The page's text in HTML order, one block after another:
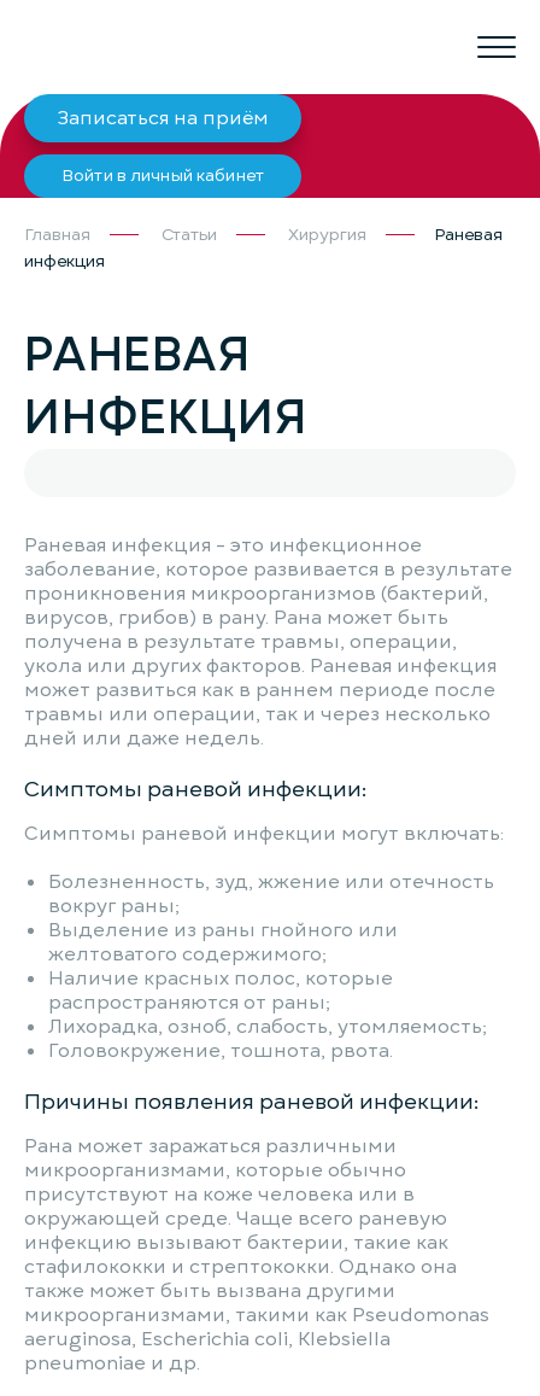
Записаться на приём
Войти в личный кабинет
Главная Статьи Хирургия
Раневая
инфекция
РАНЕВАЯ
ИНФЕКЦИЯ
Раневая инфекция - это инфекционное
заболевание, которое развивается в результате
проникновения микроорганизмов (бактерий,
вирусов, грибов) в рану. Рана может быть
получена в результате травмы, операции,
укола или других факторов. Раневая инфекция
может развиться как в раннем периоде после
травмы или операции, так и через несколько
дней или даже недель.
Симптомы раневой инфекции:
Симптомы раневой инфекции могут включать:
Болезненность, зуд, жжение или отечность
вокруг раны;
Выделение из раны гнойного или
желтоватого содержимого;
Наличие красных полос, которые
распространяются от раны;
Лихорадка, озноб, слабость, утомляемость;
Головокружение, тошнота, рвота.
Причины появления раневой инфекции:
Рана может заражаться различными
микроорганизмами, которые обычно
присутствуют на коже человека или в
окружающей среде. Чаще всего раневую
инфекцию вызывают бактерии, такие как
стафилококки и стрептококки. Однако она
также может быть вызвана другими
микроорганизмами, такими как Pseudomonas
aeruginosa, Escherichia coli, Klebsiella
pneumoniae и др.